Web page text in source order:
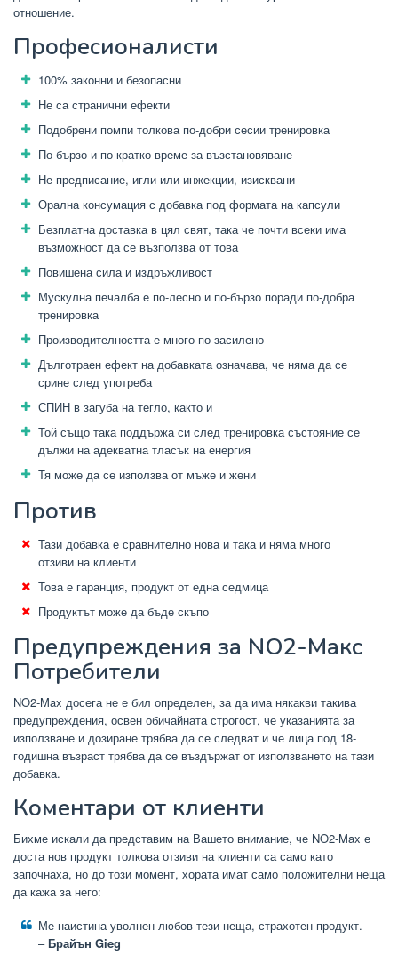
отношение.
Професионалисти
100% законни и безопасни
Не са странични ефекти
Подобрени помпи толкова по-добри сесии тренировка
По-бързо и по-кратко време за възстановяване
Не предписание, игли или инжекции, изисквани
Орална консумация с добавка под формата на капсули
Безплатна доставка в цял свят, така че почти всеки има
възможност да се възползва от това
Повишена сила и издръжливост
Мускулна печалба е по-лесно и по-бързо поради по-добра
тренировка
Производителността е много по-засилено
Дълготраен ефект на добавката означава, че няма да се
срине след употреба
СПИН в загуба на тегло, както и
Той също така поддържа си след тренировка състояние се
дължи на адекватна тласък на енергия
Тя може да се използва от мъже и жени
Против
Тази добавка е сравнително нова и така и няма много
отзиви на клиенти
Това е гаранция, продукт от една седмица
Продуктът може да бъде скъпо
Предупреждения за NO2-Макс
Потребители
NO2-Max досега не е бил определен, за да има някакви такива
предупреждения, освен обичайната строгост, че указанията за
използване и дозиране трябва да се следват и че лица под 18-
годишна възраст трябва да се въздържат от използването на тази
добавка.
Коментари от клиенти
Бихме искали да представим на Вашето внимание, че NO2-Max е
доста нов продукт толкова отзиви на клиенти са само като
започнаха, но до този момент, хората имат само положителни неща
да кажа за него:
Ме наистина уволнен любов тези неща, страхотен продукт.
–Брайън Gieg